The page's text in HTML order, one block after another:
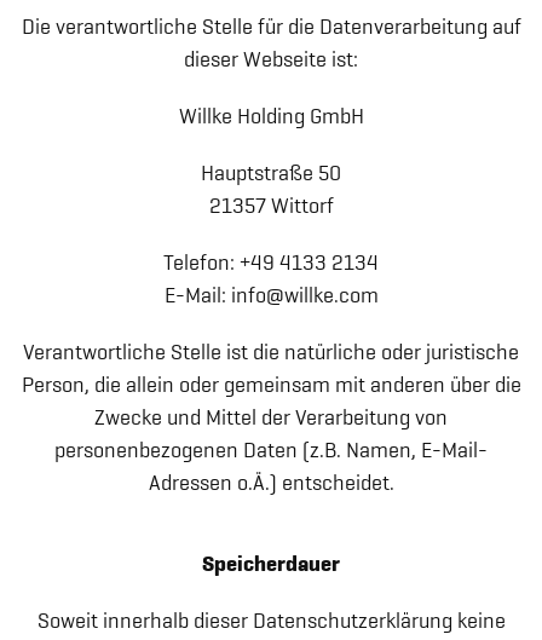
Die verantwortliche Stelle für die Datenverarbeitung auf
dieser Webseite ist:
Willke Holding GmbH
Hauptstraße 50
21357 Wittorf
Telefon: +49 4133 2134
E-Mail: info@willke.com
Verantwortliche Stelle ist die natürliche oder juristische
Person, die allein oder gemeinsam mit anderen über die
Zwecke und Mittel der Verarbeitung von
personenbezogenen Daten (z.B. Namen, E-Mail-
Adressen o.Ä.) entscheidet.
Speicherdauer
Soweit innerhalb dieser Datenschutzerklärung keine